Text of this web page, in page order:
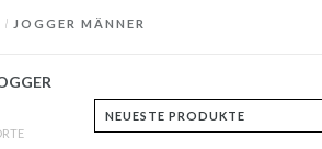
/ JOGGER MÄNNER